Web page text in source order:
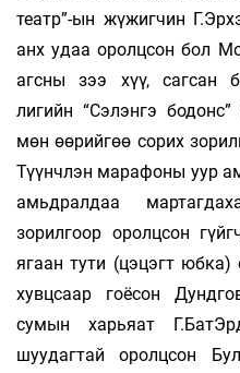
театр”-ын жүжигчин
анх удаа оролцсон бол
агсны зээ хүү, сагсан
лигийн “Сэлэнгэ
мөн өөрийгөө сорих
Түүнчлэн марафоны уур
амьдралдаа
зорилгоор оролцсон
ягаан тути (цэцэгт юбка)
хувцсаар гоёсон
сумын харьяат
шуудагтай оролцсон